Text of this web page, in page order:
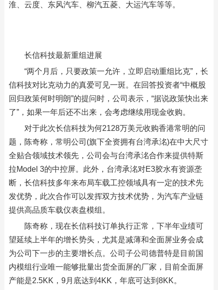
淮、云度、东风汽车、柳汽五菱、大运汽车等等。
长信科技最新重组进展
“两个月后，只要政策一允许，立即启动重组比克”，长
信科技对比克动力的真爱可见一斑。在回答投资者“中概股
回归政策何时明朗”的提问时，公司表示，“据说政策快出来
了”，如果一年后还不出来，会考虑继续用现金收购。
对于此次长信科技为何2128万美元收购香港常明的问
题，陈奇称，常明公司(旗下全资拥有台湾承洺)在中大尺寸
全贴合领域技术领先，公司会与台湾承洺合作来提供特斯
拉Model 3的中控屏。此外，台湾承洺对E3胶水有资源垄
断，长信科技多年来布局车载工控领域具有一定的技术先
发优势，此次合作可以发挥双方技术优势，为汽车产业链
提供高品质车载仪表盘模组。
陈奇称，现在长信科技订单执行正常，下半年业绩可
望延续上半年的增长势头，尤其是减薄和全面屏业务会成
为公司下一步的主要增长点。公司子公司德普特是目前国
内模组行业唯一能够批量出货全面屏的厂家，目前全面屏
产能是2.5KK，9月底达到4KK，年底可达到8KK。